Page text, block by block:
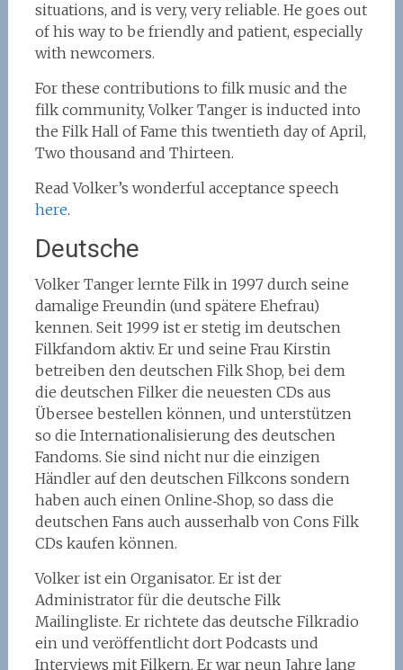
situations, and is very, very reliable. He goes out
of his way to be friendly and patient, especially
with newcomers.
For these contributions to filk music and the
filk community, Volker Tanger is inducted into
the Filk Hall of Fame this twentieth day of April,
Two thousand and Thirteen.
Read Volker’s wonderful acceptance speech
here.
Deutsche
Volker Tanger lernte Filk in 1997 durch seine
damalige Freundin (und spätere Ehefrau)
kennen. Seit 1999 ist er stetig im deutschen
Filkfandom aktiv. Er und seine Frau Kirstin
betreiben den deutschen Filk Shop, bei dem
die deutschen Filker die neuesten CDs aus
Übersee bestellen können, und unterstützen
so die Internationalisierung des deutschen
Fandoms. Sie sind nicht nur die einzigen
Händler auf den deutschen Filkcons sondern
haben auch einen Online‑Shop, so dass die
deutschen Fans auch ausserhalb von Cons Filk
CDs kaufen können.
Volker ist ein Organisator. Er ist der
Administrator für die deutsche Filk
Mailingliste. Er richtete das deutsche Filkradio
ein und veröffentlicht dort Podcasts und
Interviews mit Filkern. Er war neun Jahre lang